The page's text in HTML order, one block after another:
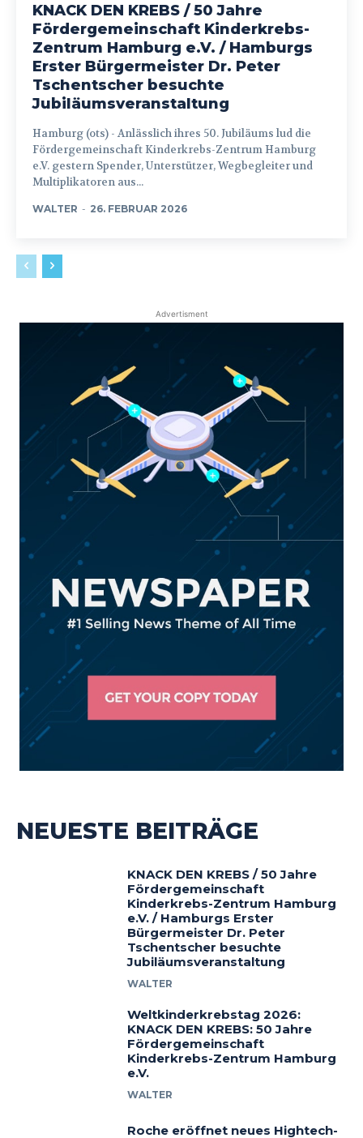
KNACK DEN KREBS / 50 Jahre
Fördergemeinschaft Kinderkrebs-
Zentrum Hamburg e.V. / Hamburgs
Erster Bürgermeister Dr. Peter
Tschentscher besuchte
Jubiläumsveranstaltung
Hamburg (ots) - Anlässlich ihres 50. Jubiläums lud die
Fördergemeinschaft Kinderkrebs-Zentrum Hamburg
e.V. gestern Spender, Unterstützer, Wegbegleiter und
Multiplikatoren aus...
WALTER - 26. FEBRUAR 2026
Advertisment
NEUESTE BEITRÄGE
KNACK DEN KREBS / 50 Jahre
Fördergemeinschaft
Kinderkrebs-Zentrum Hamburg
e.V. / Hamburgs Erster
Bürgermeister Dr. Peter
Tschentscher besuchte
Jubiläumsveranstaltung
WALTER
Weltkinderkrebstag 2026:
KNACK DEN KREBS: 50 Jahre
Fördergemeinschaft
Kinderkrebs-Zentrum Hamburg
e.V.
WALTER
Roche eröffnet neues Hightech-